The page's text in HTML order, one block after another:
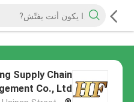
Supply Chain
Co., Ltd